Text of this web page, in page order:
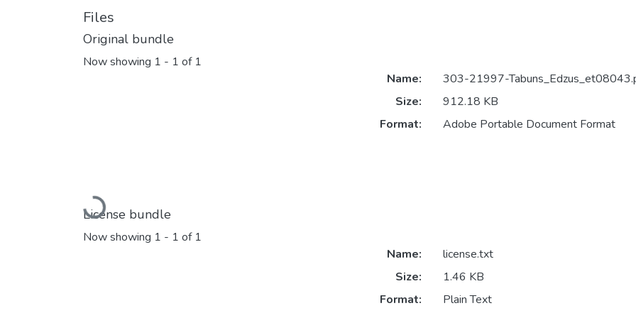
Files
Original bundle
Now showing 1 - 1 of 1
Loading...
Name:
303-21997-
Size:
912.18 KB
Format:
Adobe Portable Document Format
License bundle
Now showing 1 - 1 of 1
Name:
license.txt
Size:
1.46 KB
Format:
Plain Text